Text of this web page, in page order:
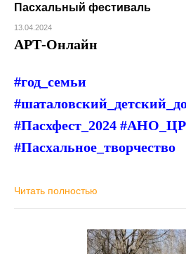
Пасхальный фестиваль
13.04.2024
АРТ-Онлайн
#год_семьи
#Пасхфест_2024
#Пасхальное_творчество
Читать полностью